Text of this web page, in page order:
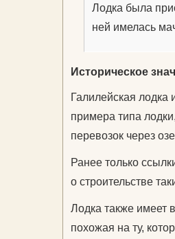
Лодка была
ней имелась
Историческое
Галилейская лодка
примера типа
перевозок через
Ранее только
о строительстве
Лодка также имеет
похожая на ту,